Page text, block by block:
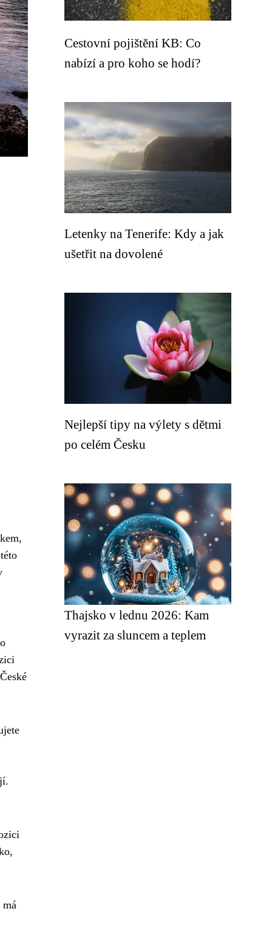
Cestovní pojištění KB: Co
nabízí a pro koho se hodí?
Letenky na Tenerife: Kdy a jak
ušetřit na dovolené
Nejlepší tipy na výlety s dětmi
po celém Česku
Thajsko v lednu 2026: Kam
vyrazit za sluncem a teplem